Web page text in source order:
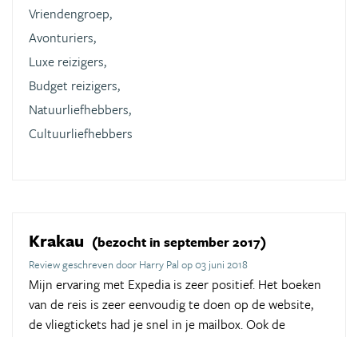
Vriendengroep,
Avonturiers,
Luxe reizigers,
Budget reizigers,
Natuurliefhebbers,
Cultuurliefhebbers
Krakau (bezocht in september 2017)
Review geschreven door Harry Pal op 03 juni 2018
Mijn ervaring met Expedia is zeer positief. Het boeken
van de reis is zeer eenvoudig te doen op de website,
de vliegtickets had je snel in je mailbox. Ook de